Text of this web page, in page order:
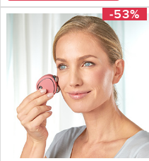
-53%